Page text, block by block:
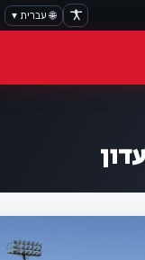
🌐 עברית ▾